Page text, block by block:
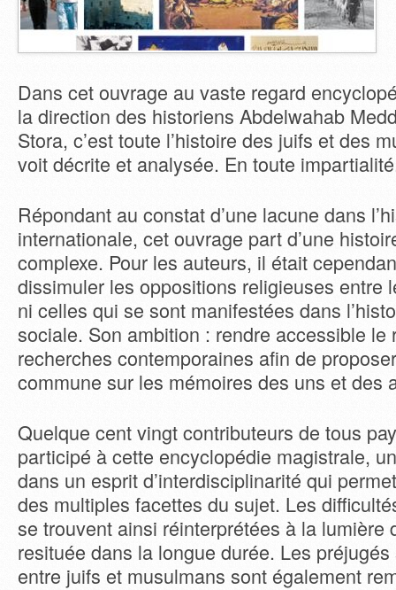
Dans cet ouvrage au vaste regard
la direction des historiens Abdelwahab
Stora, c’est toute l’histoire des juifs et des
voit décrite et analysée. En toute
Répondant au constat d’une lacune dans
internationale, cet ouvrage part d’une
complexe. Pour les auteurs, il était
dissimuler les oppositions religieuses entre
ni celles qui se sont manifestées dans
sociale. Son ambition : rendre accessible le
recherches contemporaines afin de
commune sur les mémoires des uns et des
Quelque cent vingt contributeurs de tous
participé à cette encyclopédie magistrale,
dans un esprit d’interdisciplinarité qui
des multiples facettes du sujet. Les
se trouvent ainsi réinterprétées à la lumière
resituée dans la longue durée. Les
entre juifs et musulmans sont également